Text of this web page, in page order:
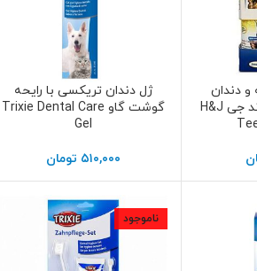
دندان
حیوانات خانگی اچ اند جی H&J
اطلاعات بیشتر
ژل دندان تریکسی با رایحه
گوشت گاو Trixie Dental Care
Gel
۵۱۰,۰۰۰ تومان
ناموجود